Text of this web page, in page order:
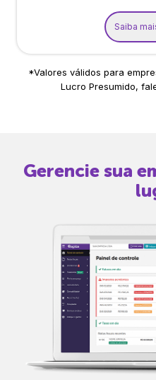
Saiba
*Valores válidos para
Lucro Presumido,
Gerencie sua